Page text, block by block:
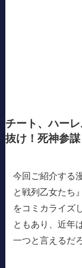
チート、ハー
抜け！死神参謀
今回ご紹介する
と戦列乙女たち
をコミカライズ
ともあり、近年
一つと言えるだ